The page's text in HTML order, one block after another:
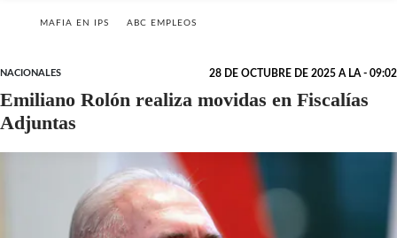
MAFIA EN IPS ABC EMPLEOS
NACIONALES 28 DE OCTUBRE DE 2025 A LA - 09:02
Emiliano Rolón realiza movidas en Fiscalías
Adjuntas